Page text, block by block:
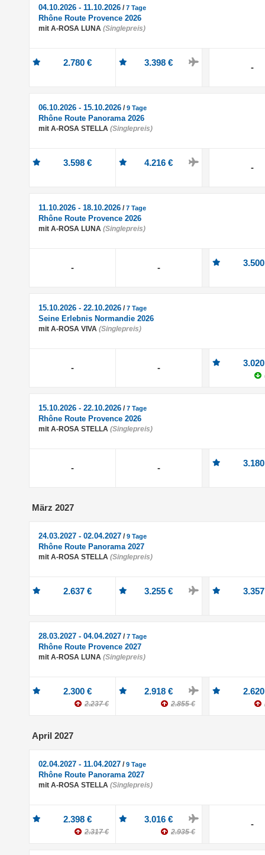
04.10.2026 - 11.10.2026 /7 Tage
Rhône Route Provence 2026
mit A-ROSA LUNA (Singlepreis)
2.780 € 3.398 € -
06.10.2026 - 15.10.2026 /9 Tage
Rhône Route Panorama 2026
mit A-ROSA STELLA (Singlepreis)
3.598 € 4.216 € -
11.10.2026 - 18.10.2026 /7 Tage
Rhône Route Provence 2026
mit A-ROSA LUNA (Singlepreis)
- -
15.10.2026 - 22.10.2026 /7 Tage
Seine Erlebnis Normandie 2026
mit A-ROSA VIVA (Singlepreis)
- -
15.10.2026 - 22.10.2026 /7 Tage
Rhône Route Provence 2026
mit A-ROSA STELLA (Singlepreis)
- -
März 2027
24.03.2027 - 02.04.2027 /9 Tage
Rhône Route Panorama 2027
mit A-ROSA STELLA (Singlepreis)
2.637 € 3.255 €
28.03.2027 - 04.04.2027 /7 Tage
Rhône Route Provence 2027
mit A-ROSA LUNA (Singlepreis)
2.300 €
2.237 €
2.918 €
2.855 €
April 2027
02.04.2027 - 11.04.2027 /9 Tage
Rhône Route Panorama 2027
mit A-ROSA STELLA (Singlepreis)
2.398 €
2.317 €
3.016 €
2.935 €
-